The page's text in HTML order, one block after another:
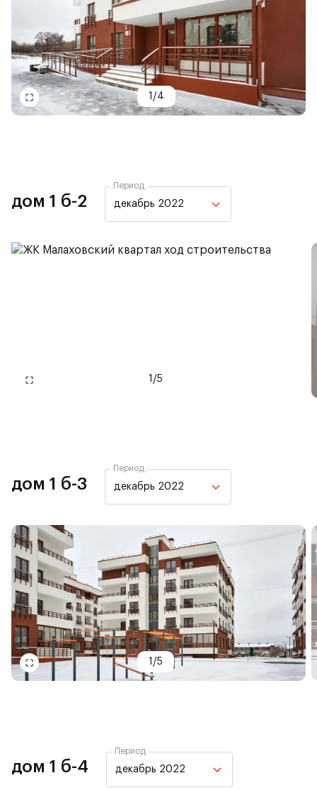
1 /4
дом 1 б-2
Период
декабрь 2022
1 /5
дом 1 б-3
Период
декабрь 2022
1 /5
дом 1 б-4
Период
декабрь 2022